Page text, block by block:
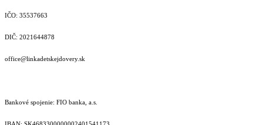
IČO: 35537663
DIČ: 2021644878
office@linkadetskejdovery.sk
Bankové spojenie: FIO banka, a.s.
IBAN: SK46833000000­02401541173